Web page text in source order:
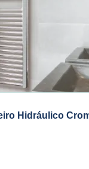
Hidráulico